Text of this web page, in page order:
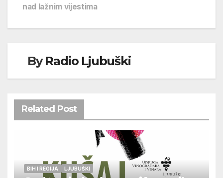
nad lažnim vijestima
ByRadio Ljubuški
Related Post
BIH I REGIJA LJUBUŠKI